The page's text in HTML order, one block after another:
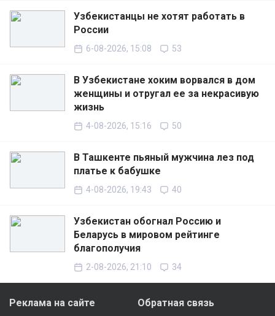
Узбекистанцы не хотят работать в
России
6-08-2026, 15:08 53
В Узбекистане хоким ворвался в дом
женщины и отругал ее за некрасивую
жизнь
4-08-2026, 15:16 50
В Ташкенте пьяный мужчина лез под
платье к бабушке
4-08-2026, 19:43 40
Узбекистан обогнал Россию и
Беларусь в мировом рейтинге
благополучия
2-08-2026, 21:10 34
Реклама на сайте Обратная связь